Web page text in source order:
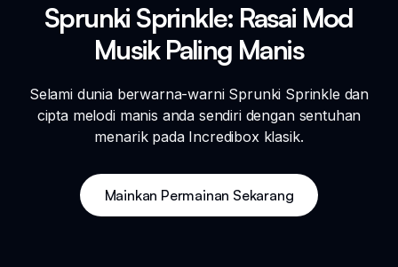
Sprunki Sprinkle: Rasai Mod
Musik Paling Manis
Selami dunia berwarna-warni Sprunki Sprinkle dan
cipta melodi manis anda sendiri dengan sentuhan
menarik pada Incredibox klasik.
Mainkan Permainan Sekarang